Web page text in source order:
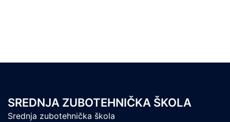
SREDNJA ZUBOTEHNIČKA ŠKOLA
Srednja zubotehnička škola